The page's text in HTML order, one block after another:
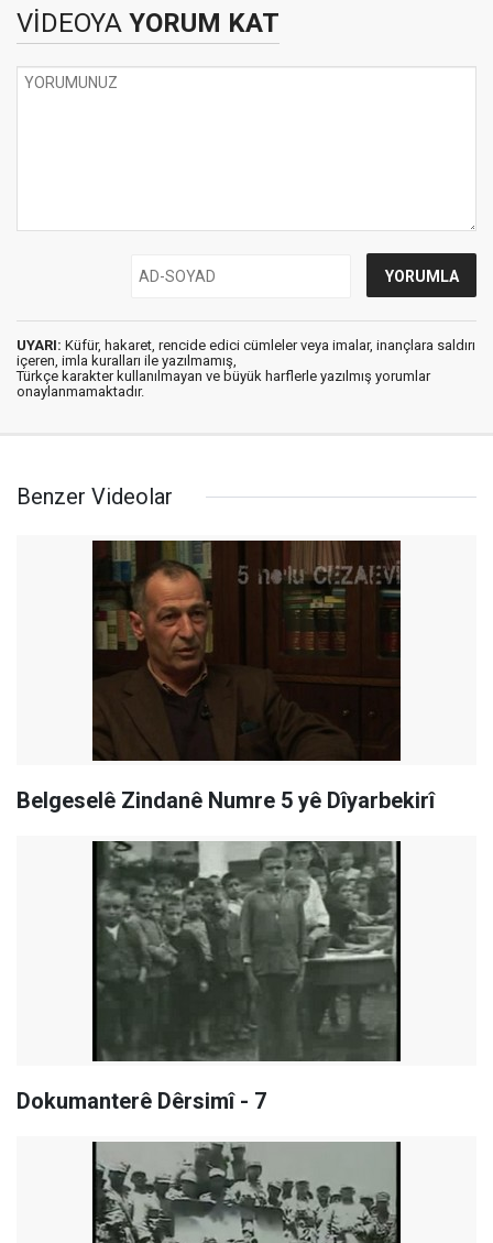
VİDEOYA YORUM KAT
UYARI: Küfür, hakaret, rencide edici cümleler veya imalar, inançlara saldırı
içeren, imla kuralları ile yazılmamış,
Türkçe karakter kullanılmayan ve büyük harflerle yazılmış yorumlar
onaylanmamaktadır.
Benzer Videolar
Belgeselê Zindanê Numre 5 yê Dîyarbekirî
Dokumanterê Dêrsimî - 7